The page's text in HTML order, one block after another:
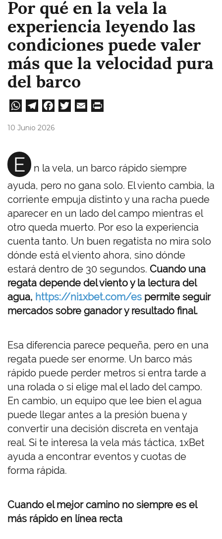
Por qué en la vela la
experiencia leyendo las
condiciones puede valer
más que la velocidad pura
del barco
W
A
pp
Te
m
Fa
10 Junio 2026
E
n la vela, un barco rápido siempre
ayuda, pero no gana solo. El viento cambia, la
corriente empuja distinto y una racha puede
aparecer en un lado del campo mientras el
otro queda muerto. Por eso la experiencia
cuenta tanto. Un buen regatista no mira solo
dónde está el viento ahora, sino dónde
estará dentro de 30 segundos. Cuando una
regata depende del viento y la lectura del
agua, https://ni1xbet.com/es permite seguir
mercados sobre ganador y resultado final.
Esa diferencia parece pequeña, pero en una
regata puede ser enorme. Un barco más
rápido puede perder metros si entra tarde a
una rolada o si elige mal el lado del campo.
En cambio, un equipo que lee bien el agua
puede llegar antes a la presión buena y
convertir una decisión discreta en ventaja
real. Si te interesa la vela más táctica, 1xBet
ayuda a encontrar eventos y cuotas de
forma rápida.
Cuando el mejor camino no siempre es el
más rápido en línea recta